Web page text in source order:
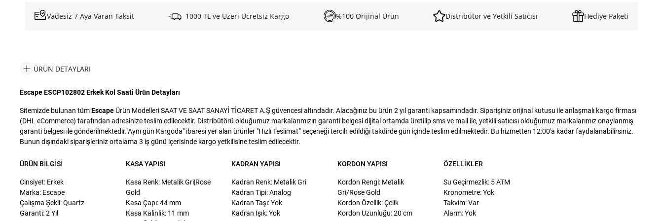
Vadesiz 7 Aya Varan Taksit 1000 TL ve Üzeri Ücretsiz Kargo %100 Orijinal Ürün Distribütör ve Yetkili Satıcısı Hediye Paketi
ÜRÜN DETAYLARI
Escape ESCP102802 Erkek Kol Saati Ürün Detayları
Sitemizde bulunan tümEscape Ürün Modelleri SAAT VE SAAT SANAYİ TİCARET A.Ş güvencesi altındadır. Alacağınız bu ürün 2 yıl garanti kapsamındadır. Siparişiniz orijinal kutusu ile anlaşmalı kargo firması
(DHL eCommerce) tarafından adresinize teslim edilecektir. Distribütörü olduğumuz markalarımızın garanti belgesi dijital ortamda üretilip sms ve mail ile, yetkili satıcısı olduğumuz markalarımız onaylanmış
garanti belgesi ile gönderilmektedir."Aynı gün Kargoda" ibaresi yer alan ürünler "Hızlı Teslimat” seçeneği tercih edildiği takdirde gün içinde teslim edilmektedir. Bu hizmetten 12:00'a kadar faydalanabilirsiniz.
Bunun dışındaki siparişleriniz ortalama 3 iş günü içerisinde kargo yetkilisine teslim edilecektir.
ÜRÜN BILGISI
Cinsiyet: Erkek
Marka: Escape
Çalışma Şekli: Quartz
Garanti: 2 Yıl
KASA YAPISI
Kasa Renk: Metalik Gri|Rose
Gold
Kasa Çapı: 44 mm
Kasa Kalinlik: 11 mm
KADRAN YAPISI
Kadran Renk: Metalik Gri
Kadran Tipi: Analog
Kadran Taşı: Yok
Kadran Işık: Yok
KORDON YAPISI
Kordon Rengi: Metalik
Gri/Rose Gold
Kordon Özellik: Çelik
Kordon Uzunluğu: 20 cm
ÖZELLIKLER
Su Geçirmezlik: 5 ATM
Kronometre: Yok
Takvim: Var
Alarm: Yok